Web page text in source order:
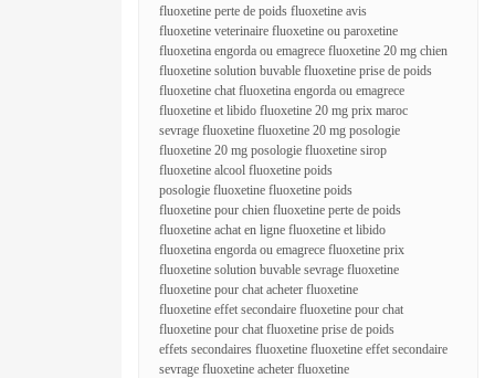
fluoxetine perte de poids fluoxetine avis
fluoxetine veterinaire fluoxetine ou paroxetine
fluoxetina engorda ou emagrece fluoxetine 20 mg chien
fluoxetine solution buvable fluoxetine prise de poids
fluoxetine chat fluoxetina engorda ou emagrece
fluoxetine et libido fluoxetine 20 mg prix maroc
sevrage fluoxetine fluoxetine 20 mg posologie
fluoxetine 20 mg posologie fluoxetine sirop
fluoxetine alcool fluoxetine poids
posologie fluoxetine fluoxetine poids
fluoxetine pour chien fluoxetine perte de poids
fluoxetine achat en ligne fluoxetine et libido
fluoxetina engorda ou emagrece fluoxetine prix
fluoxetine solution buvable sevrage fluoxetine
fluoxetine pour chat acheter fluoxetine
fluoxetine effet secondaire fluoxetine pour chat
fluoxetine pour chat fluoxetine prise de poids
effets secondaires fluoxetine fluoxetine effet secondaire
sevrage fluoxetine acheter fluoxetine